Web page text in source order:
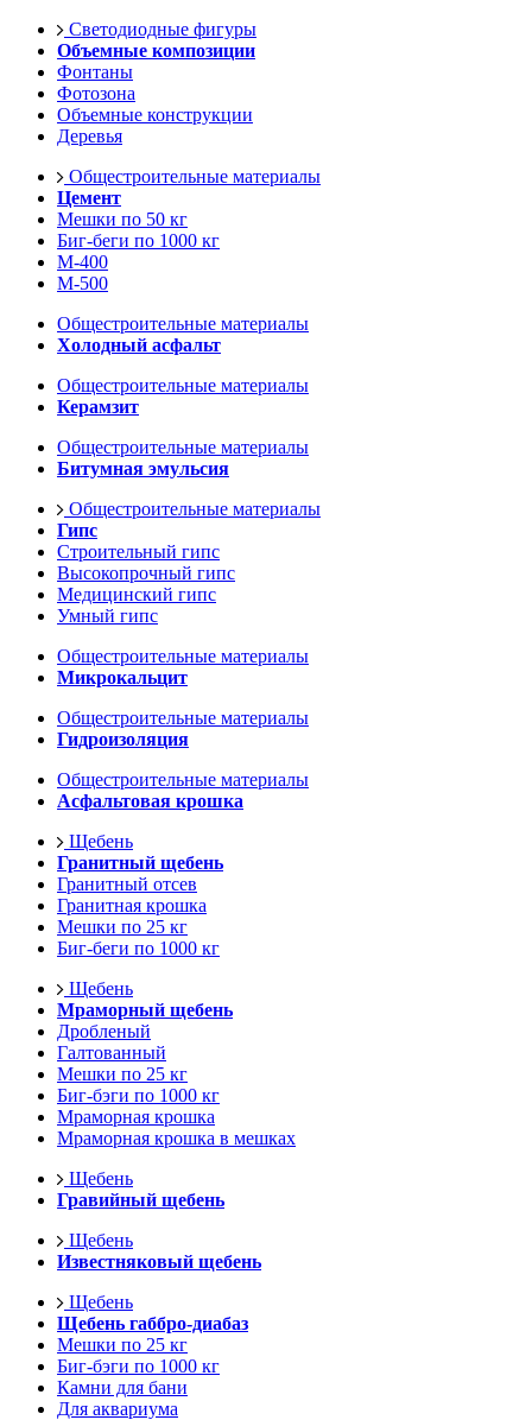
Светодиодные фигуры
Объемные композиции
Фонтаны
Фотозона
Объемные конструкции
Деревья
Общестроительные материалы
Цемент
Мешки по 50 кг
Биг-беги по 1000 кг
М-400
М-500
Общестроительные материалы
Холодный асфальт
Общестроительные материалы
Керамзит
Общестроительные материалы
Битумная эмульсия
Общестроительные материалы
Гипс
Строительный гипс
Высокопрочный гипс
Медицинский гипс
Умный гипс
Общестроительные материалы
Микрокальцит
Общестроительные материалы
Гидроизоляция
Общестроительные материалы
Асфальтовая крошка
Щебень
Гранитный щебень
Гранитный отсев
Гранитная крошка
Мешки по 25 кг
Биг-беги по 1000 кг
Щебень
Мраморный щебень
Дробленый
Галтованный
Мешки по 25 кг
Биг-бэги по 1000 кг
Мраморная крошка
Мраморная крошка в мешках
Щебень
Гравийный щебень
Щебень
Известняковый щебень
Щебень
Щебень габбро-диабаз
Мешки по 25 кг
Биг-бэги по 1000 кг
Камни для бани
Для аквариума